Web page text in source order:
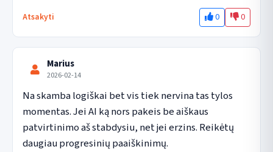
Atsakyti 0 0
Marius
2026-02-14
Na skamba logiškai bet vis tiek nervina tas tylos
momentas. Jei AI ką nors pakeis be aiškaus
patvirtinimo aš stabdysiu, net jei erzins. Reikėtų
daugiau progresinių paaiškinimų.